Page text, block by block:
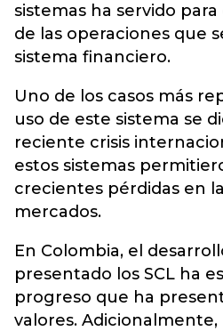
sistemas ha servido
de las operaciones que
sistema financiero.
Uno de los casos más
uso de este sistema se
reciente crisis
estos sistemas
crecientes pérdidas en
mercados.
En Colombia, el
presentado los SCL ha
progreso que ha
valores.